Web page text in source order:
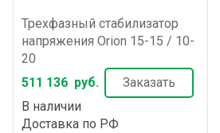
Трехфазный стабилизатор
напряжения Orion 15-15 / 10-
20
511 136 руб.
Заказать
В наличии
Доставка по РФ